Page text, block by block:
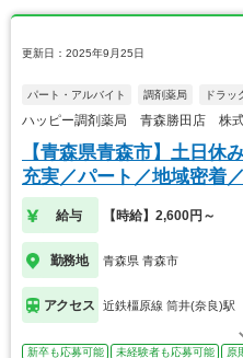
更新日：2025年9月25日
パート・アルバイト 調剤薬局 ドラッ
ハッピー調剤薬局 青森勝田店 株式
【青森県青森市】土日休
充実／パート／地域密着
給与 【時給】2,600円～
勤務地 青森県 青森市
アクセス 近鉄橿原線 筒井(奈良)駅
新卒も応募可能 未経験者も応募可能
原